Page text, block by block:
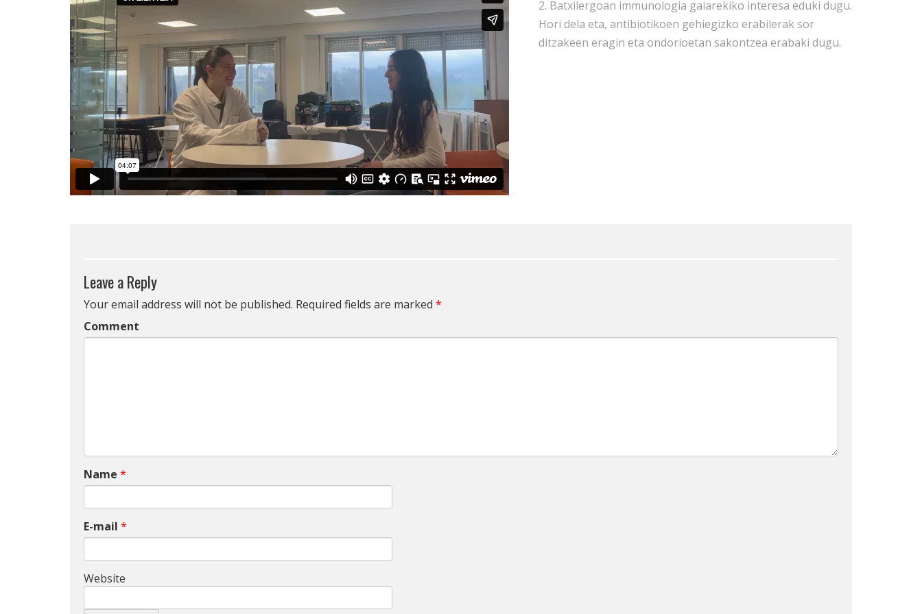
2. Batxilergoan immunologia gaiarekiko interesa eduki dugu.
Hori dela eta, antibiotikoen gehiegizko erabilerak sor
ditzakeen eragin eta ondorioetan sakontzea erabaki dugu.
Leave a Reply
Your email address will not be published. Required fields are marked *
Comment
Name *
E-mail *
Website